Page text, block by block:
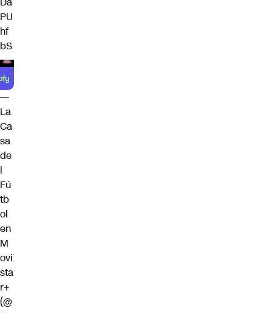
PU
hf
bS
—
La
Ca
sa
de
l
Fú
tb
ol
en
M
ovi
sta
r+
(@